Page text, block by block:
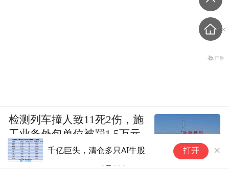
千亿巨头，清仓多只AI牛股 打开
检测列车撞人致11死2伤，施
工业务外包单位被罚1.5万元